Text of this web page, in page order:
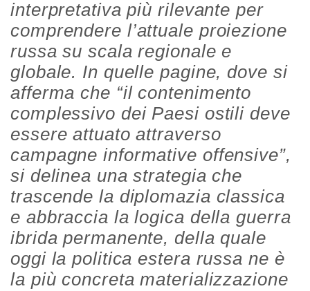
interpretativa più rilevante per
comprendere l’attuale proiezione
russa su scala regionale e
globale. In quelle pagine, dove si
afferma che “il contenimento
complessivo dei Paesi ostili deve
essere attuato attraverso
campagne informative offensive”,
si delinea una strategia che
trascende la diplomazia classica
e abbraccia la logica della guerra
ibrida permanente, della quale
oggi la politica estera russa ne è
la più concreta materializzazione